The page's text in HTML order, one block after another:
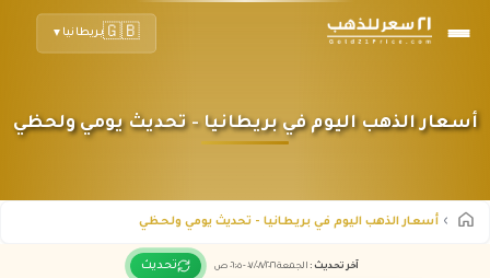
🇬🇧بريطانيا ▼
أسعار الذهب اليوم في بريطانيا - تحديث يومي ولحظي
أسعار الذهب اليوم في بريطانيا - تحديث يومي ولحظي
آخر تحديث : الجمعة ٠٧ /٠٨/٢٠٢٦ - ٠٦:٠٥ ص تحديث